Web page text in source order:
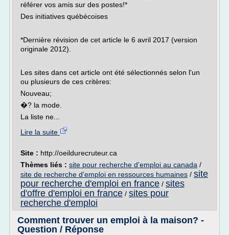
référer vos amis sur des postes!*
Des initiatives québécoises
*Dernière révision de cet article le 6 avril 2017 (version
originale 2012).
Les sites dans cet article ont été sélectionnés selon l'un
ou plusieurs de ces critères:
Nouveau;
�? la mode.
La liste ne...
Lire la suite
Site : http://oeildurecruteur.ca
Thèmes liés : site pour recherche d'emploi au canada /
site de recherche d'emploi en ressources humaines / site
pour recherche d'emploi en france / sites
d'offre d'emploi en france / sites pour
recherche d'emploi
Comment trouver un emploi à la maison? -
Question / Réponse